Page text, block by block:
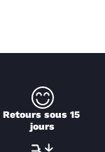
Retours sous 15
jours